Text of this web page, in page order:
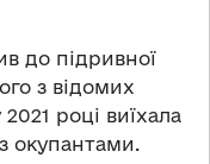
до підривної
з відомих
році виїхала
окупантами.